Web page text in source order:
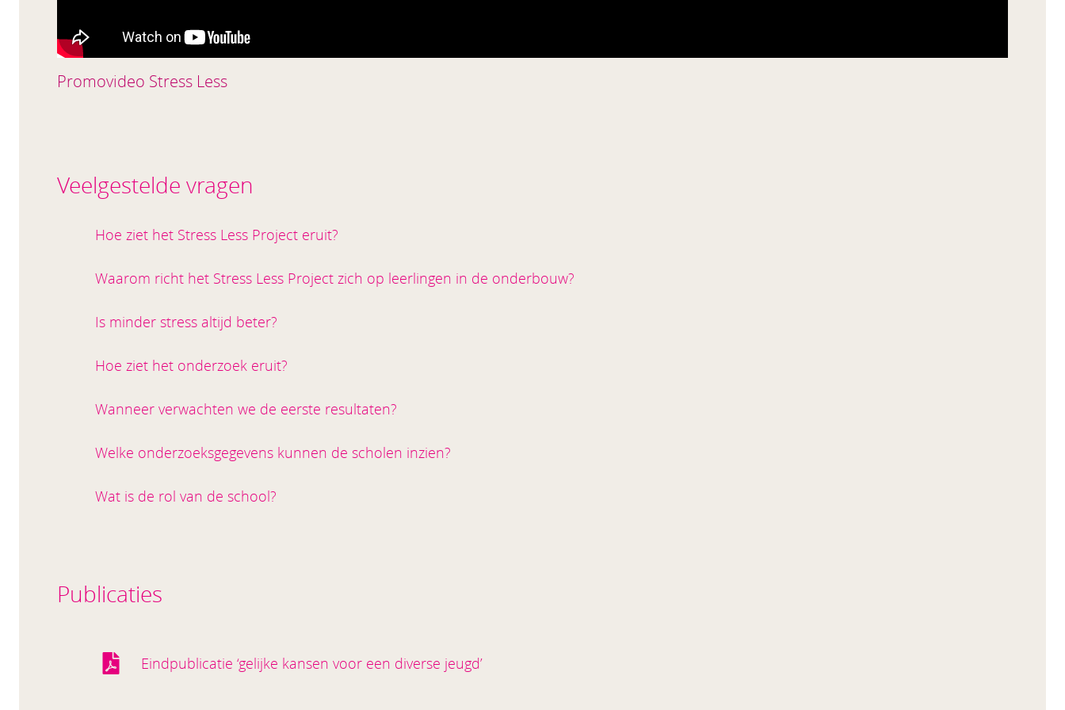
Promovideo Stress Less
Veelgestelde vragen
Hoe ziet het Stress Less Project eruit?
Waarom richt het Stress Less Project zich op leerlingen in de onderbouw?
Is minder stress altijd beter?
Hoe ziet het onderzoek eruit?
Wanneer verwachten we de eerste resultaten?
Welke onderzoeksgegevens kunnen de scholen inzien?
Wat is de rol van de school?
Publicaties
Eindpublicatie ‘gelijke kansen voor een diverse jeugd’